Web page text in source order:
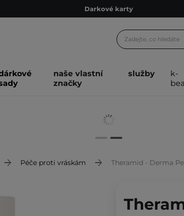
Doporučovací Program
Odeslání do 24 hod.
Ekologické balení
naše vlastní
značky
služby
k-
Péče proti vráskám Theramid - Derma